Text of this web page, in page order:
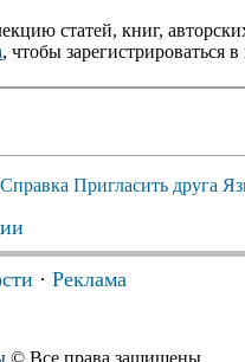
статей, книг,
, чтобы зарегистрироваться в
Справка Пригласить друга
· Реклама
© Все права защищены